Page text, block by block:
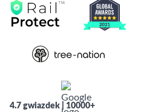
4.7 gwiazdek | 10000+